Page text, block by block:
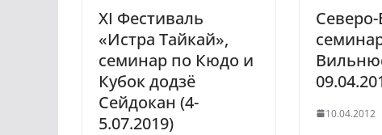
XI Фестиваль
«Истра Тайкай»,
семинар по Кюдо и
Кубок додзё
Сейдокан (4-
5.07.2019)
10.04.2012